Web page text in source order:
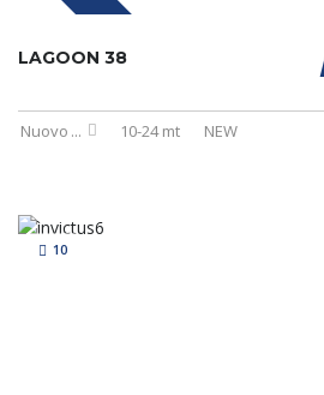
LAGOON 38
Nuovo ... 10-24 mt NEW
10